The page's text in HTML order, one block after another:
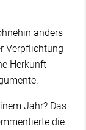
anders
Verpflichtung
Herkunft
Jahr? Das
die